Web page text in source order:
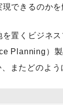
できるのか
置くビジネ
Planning）
またどのよ